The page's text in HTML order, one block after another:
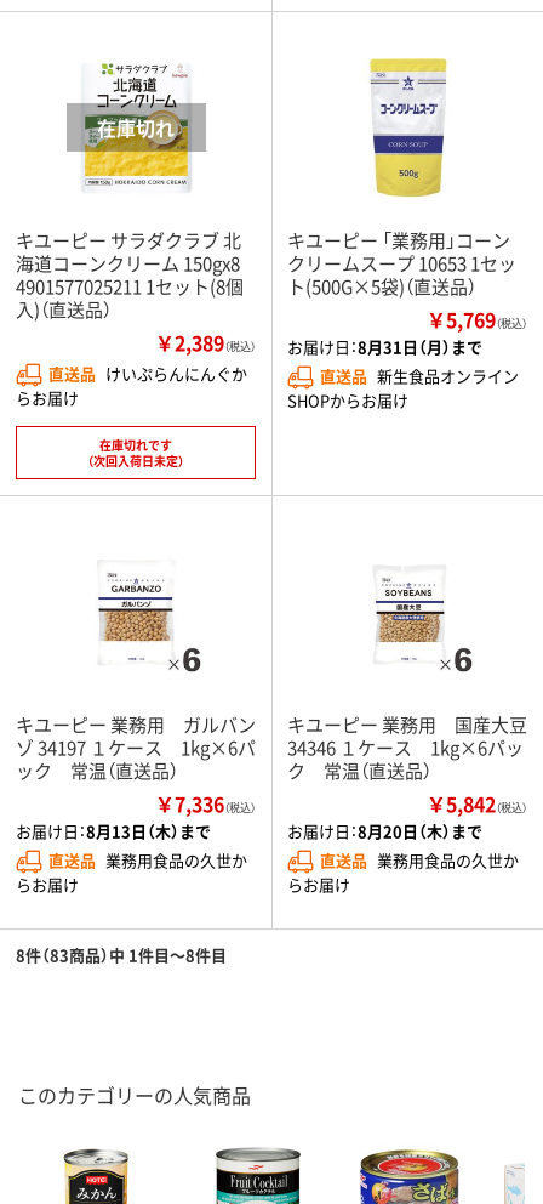
キユーピー サラダクラブ 北
海道コーンクリーム 150gx8
4901577025211 1セット(8個
入)（直送品）
￥2,389（税込）
直送品 けいぷらんにんぐか
らお届け
在庫切れです
（次回入荷日未定）
キユーピー 「業務用」コーン
クリームスープ 10653 1セッ
ト(500G×5袋)（直送品）
￥5,769（税込）
お届け日：8月31日（月）まで
直送品 新生食品オンライン
SHOPからお届け
キユーピー 業務用 ガルバン
ゾ 34197 １ケース 1kg×6パ
ック 常温（直送品）
￥7,336（税込）
お届け日：8月13日（木）まで
直送品 業務用食品の久世か
らお届け
キユーピー 業務用 国産大豆
34346 １ケース 1kg×6パッ
ク 常温（直送品）
￥5,842（税込）
お届け日：8月20日（木）まで
直送品 業務用食品の久世か
らお届け
8件（83商品）中 1件目～8件目
このカテゴリーの人気商品